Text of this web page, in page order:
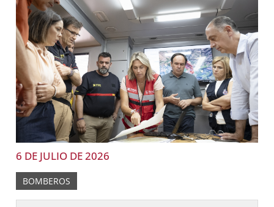
6 DE JULIO DE 2026
BOMBEROS